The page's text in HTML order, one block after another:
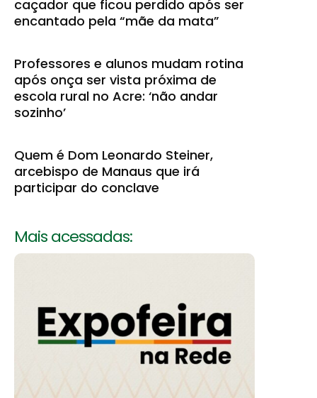
caçador que ficou perdido após ser
encantado pela “mãe da mata”
Professores e alunos mudam rotina
após onça ser vista próxima de
escola rural no Acre: ‘não andar
sozinho’
Quem é Dom Leonardo Steiner,
arcebispo de Manaus que irá
participar do conclave
Mais acessadas: